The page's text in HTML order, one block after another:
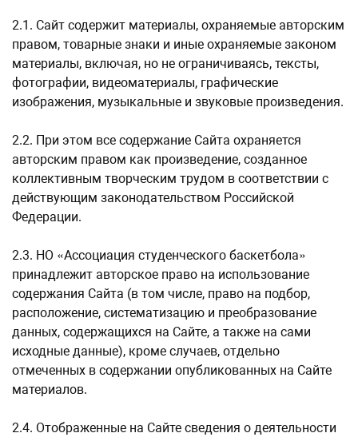
2.1. Сайт содержит материалы, охраняемые авторским
правом, товарные знаки и иные охраняемые законом
материалы, включая, но не ограничиваясь, тексты,
фотографии, видеоматериалы, графические
изображения, музыкальные и звуковые произведения.
2.2. При этом все содержание Сайта охраняется
авторским правом как произведение, созданное
коллективным творческим трудом в соответствии с
действующим законодательством Российской
Федерации.
2.3. НО «Ассоциация студенческого баскетбола»
принадлежит авторское право на использование
содержания Сайта (в том числе, право на подбор,
расположение, систематизацию и преобразование
данных, содержащихся на Сайте, а также на сами
исходные данные), кроме случаев, отдельно
отмеченных в содержании опубликованных на Сайте
материалов.
2.4. Отображенные на Сайте сведения о деятельности